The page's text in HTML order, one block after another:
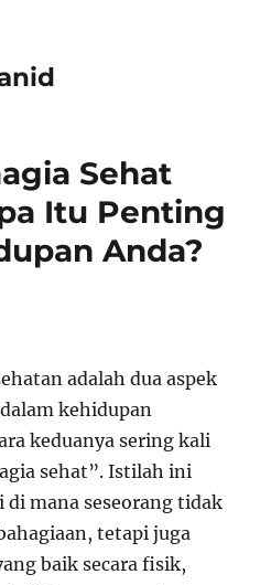
Sehat
Itu Penting
Anda?
adalah dua aspek
kehidupan
keduanya sering kali
sehat”. Istilah ini
mana seseorang tidak
tetapi juga
baik secara fisik,